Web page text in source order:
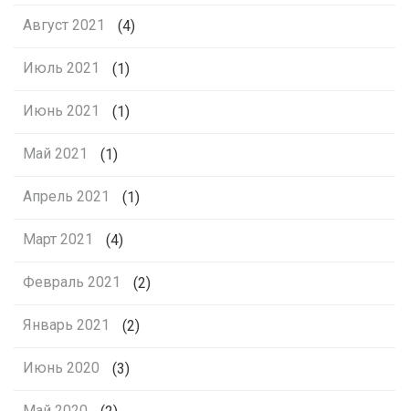
Август 2021 (4)
Июль 2021 (1)
Июнь 2021 (1)
Май 2021 (1)
Апрель 2021 (1)
Март 2021 (4)
Февраль 2021 (2)
Январь 2021 (2)
Июнь 2020 (3)